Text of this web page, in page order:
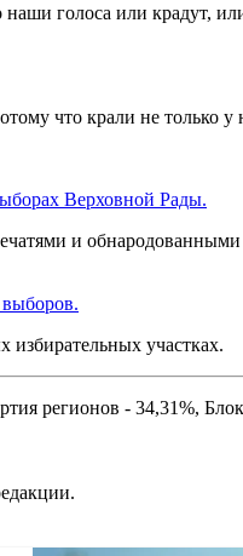
голоса или крадут,
что крали не только
Верховной Рады.
и
выборов.
избирательных участках.
регионов - 34,31%,